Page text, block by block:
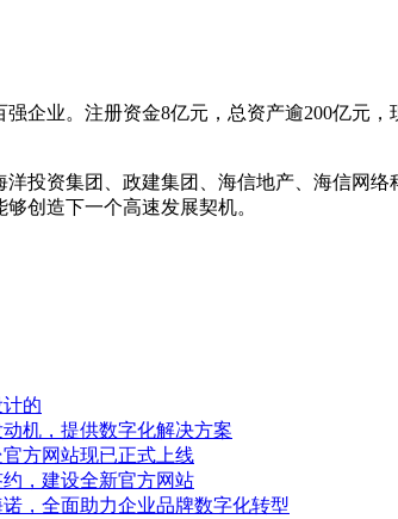
企业。注册资金8亿元，总资产逾200亿元
投资集团、政建集团、海信地产、海信网
创造下一个高速发展契机。
的
机，提供数字化解决方案
方网站现已正式上线
，建设全新官方网站
，全面助力企业品牌数字化转型